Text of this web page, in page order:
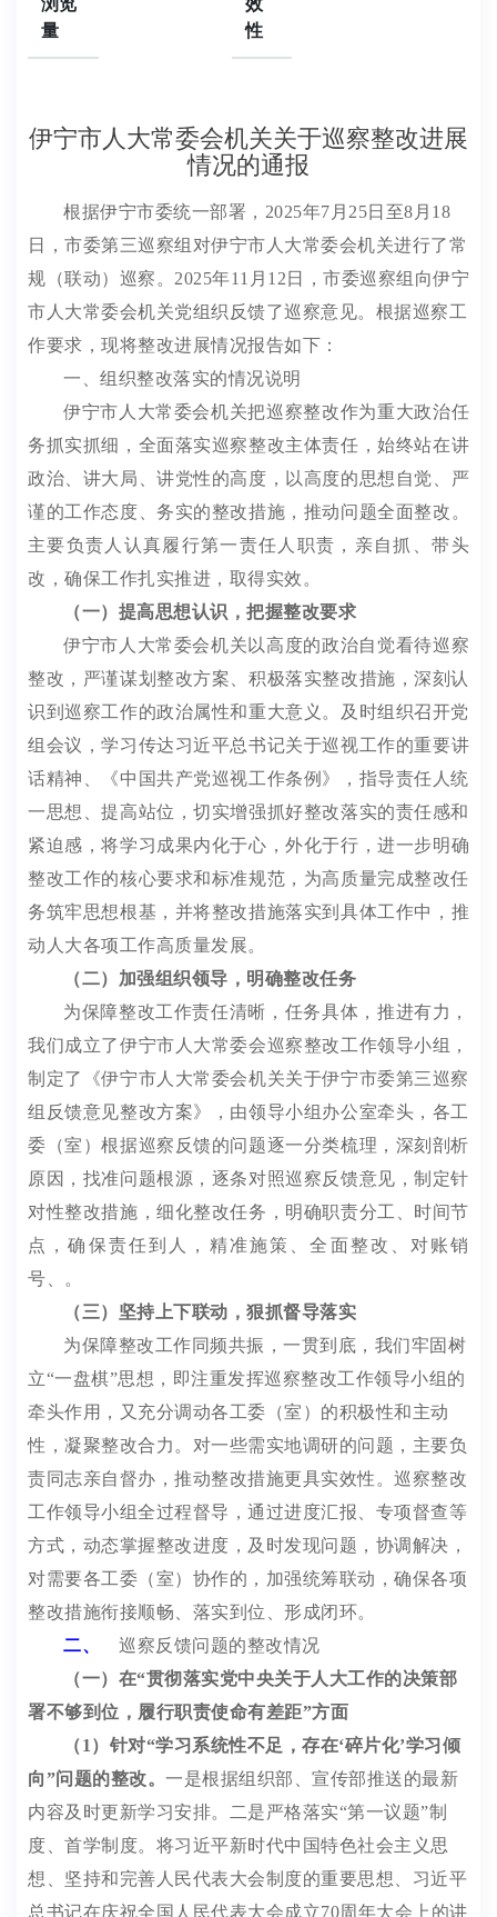
量
性
伊宁市人大常委会机关关于巡察整改进展
情况的通报
根据伊宁市委统一部署， 2025年7 月 25日至8 月 18
日， 市委第三巡察组对伊宁市人大常委会机关进行了常
规（联动） 巡察。 2025年11 月 12 日， 市委巡察组向伊宁
市人大常委会机关党组织反馈了巡察意见。根据巡察工
作要求，现将整改进展情况报告如下：
一、组织整改落实的情况说明
伊宁市人大常委会机关把巡察整改作为重大政治任
务抓实抓细 ， 全面落实巡察整改主体责任，始终站在讲
政治、讲大局、讲党性的高度，以高度的思想自觉 、严
谨的工作态度、务实的整改措施 ， 推动问题全面整改。
主要负责人认真履行第一责任人职责，亲自抓、带头
改，确保工作扎实推进，取得实效。
（一）提高思想认识，把握整改要求
伊宁市人大常委会机关 以高度的政治自觉看待巡察
整改，严谨谋划整改方案、积极落实整改措施，深刻认
识到巡察工作的政治属性和重大意义。及时组织召开党
组会议，学习传达习近平总书记关于巡视工作的重要讲
话精神、《中国共产党巡视工作条例》，指导责任人统
一思想、提高站位，切实增强抓好整改落实的责任感和
紧迫感，将学习成果内化于心，外化于行 ，进一步明确
整改工作的核心要求和标准规范，为高质量完成整改任
务筑牢思想根基 ，并将整改措施落实到具体工作中，推
动人大各项工作高质量发展。
（二）加强组织领导，明确整改任务
为保障整改工作责任清晰，任务具体，推进有力，
我们成立了伊宁市人大常委会巡察整改工作领导小组，
制定了《伊宁市人大常委会机关关于伊宁市委第三巡察
组反馈意见整改方案》，由领导小组办公室牵头，各工
委（室）根据巡察反馈的问题逐一分类梳理，深刻剖析
原因，找准问题根源，逐条对照巡察反馈意见，制定针
对性整改措施，细化整改任务，明确职责分工、时间节
点，确保责任到人，精准施策、全面整改、对账销
号、。
（三） 坚持上下联动，狠抓督导落实
为保障整改工作同频共振，一贯到底，我们牢固树
立“一盘棋”思想，即注重发挥巡察整改工作领导小组的
牵头作用，又充分调动各工委（室）的积极性和主动
性，凝聚整改合力。对一些需实地调研的问题，主要负
责同志亲自督办，推动整改措施更具实效性。巡察整改
工作领导小组全过程督导，通过进度汇报、专项督查等
方式，动态掌握整改进度，及时发现问题，协调解决，
对需要各工委（室）协作的，加强统筹联动，确保各项
整改措施衔接顺畅、落实到位、形成闭环。
二、
巡察反馈问题的整改情况
（一）在“贯彻落实党中央关于人大工作的决策部
署不够到位，履行职责使命有差距”方面
（1 ） 针对“学习系统性不足，存在‘碎片化’学习倾
向”问题的整改。 一是根据组织部、宣传部推送的最新
内容及时更新学习安排。二是严格落实“第一议题”制
度 、首学制度。将习近平新时代中国特色社会主义思
想、坚持和完善人民代表大会制度的重要思想 、习近平
总书记在庆祝全国人民代表大会成立70周年大会上的讲